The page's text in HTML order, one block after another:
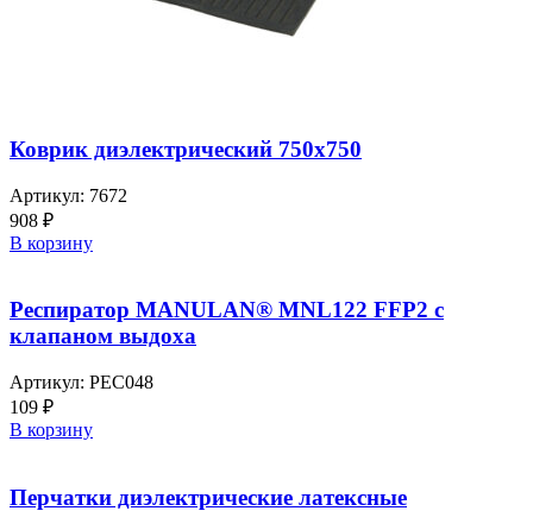
Коврик диэлектрический 750х750
Артикул: 7672
908 ₽
В корзину
Респиратор MANULAN® MNL122 FFP2 с
клапаном выдоха
Артикул: РЕС048
109 ₽
В корзину
Перчатки диэлектрические латексные